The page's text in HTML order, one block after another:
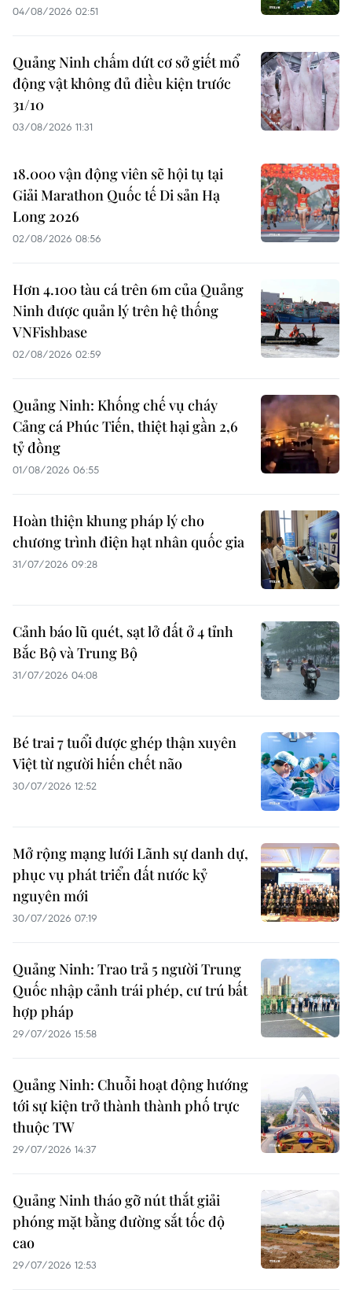
04/08/2026 02:51
Quảng Ninh chấm dứt cơ sở giết mổ
động vật không đủ điều kiện trước
31/10
03/08/2026 11:31
18.000 vận động viên sẽ hội tụ tại
Giải Marathon Quốc tế Di sản Hạ
Long 2026
02/08/2026 08:56
Hơn 4.100 tàu cá trên 6m của Quảng
Ninh được quản lý trên hệ thống
VNFishbase
02/08/2026 02:59
Quảng Ninh: Khống chế vụ cháy
Cảng cá Phúc Tiến, thiệt hại gần 2,6
tỷ đồng
01/08/2026 06:55
Hoàn thiện khung pháp lý cho
chương trình điện hạt nhân quốc gia
31/07/2026 09:28
Cảnh báo lũ quét, sạt lở đất ở 4 tỉnh
Bắc Bộ và Trung Bộ
31/07/2026 04:08
Bé trai 7 tuổi được ghép thận xuyên
Việt từ người hiến chết não
30/07/2026 12:52
Mở rộng mạng lưới Lãnh sự danh dự,
phục vụ phát triển đất nước kỷ
nguyên mới
30/07/2026 07:19
Quảng Ninh: Trao trả 5 người Trung
Quốc nhập cảnh trái phép, cư trú bất
hợp pháp
29/07/2026 15:58
Quảng Ninh: Chuỗi hoạt động hướng
tới sự kiện trở thành thành phố trực
thuộc TW
29/07/2026 14:37
Quảng Ninh tháo gỡ nút thắt giải
phóng mặt bằng đường sắt tốc độ
cao
29/07/2026 12:53